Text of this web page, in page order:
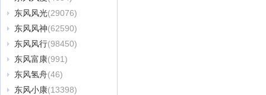
东风风光(29076)
东风风神(62590)
东风风行(98450)
东风富康(991)
东风氢舟(46)
东风小康(13398)